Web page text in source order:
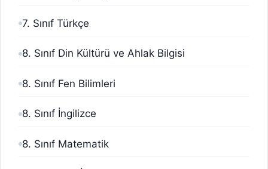
7. Sınıf Türkçe
8. Sınıf Din Kültürü ve Ahlak Bilgisi
8. Sınıf Fen Bilimleri
8. Sınıf İngilizce
8. Sınıf Matematik